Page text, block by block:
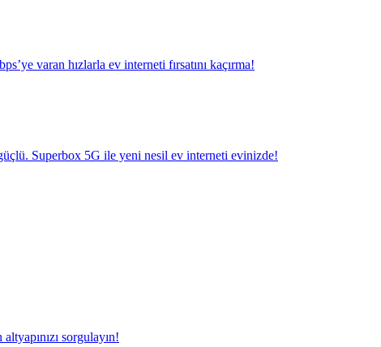
varan hızlarla ev interneti fırsatını kaçırma!
Superbox 5G ile yeni nesil ev interneti evinizde!
sorgulayın!